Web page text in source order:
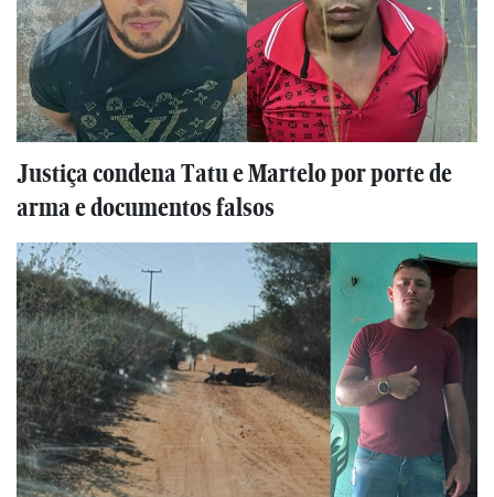
Justiça condena Tatu e Martelo por porte de
arma e documentos falsos